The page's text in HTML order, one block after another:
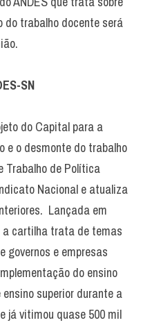
do trabalho docente será
SN
do Capital para a
e o desmonte do trabalho
Trabalho de Política
Nacional e atualiza
Lançada em
a cartilha trata de temas
governos e empresas
do ensino
superior durante a
já vitimou quase 500 mil